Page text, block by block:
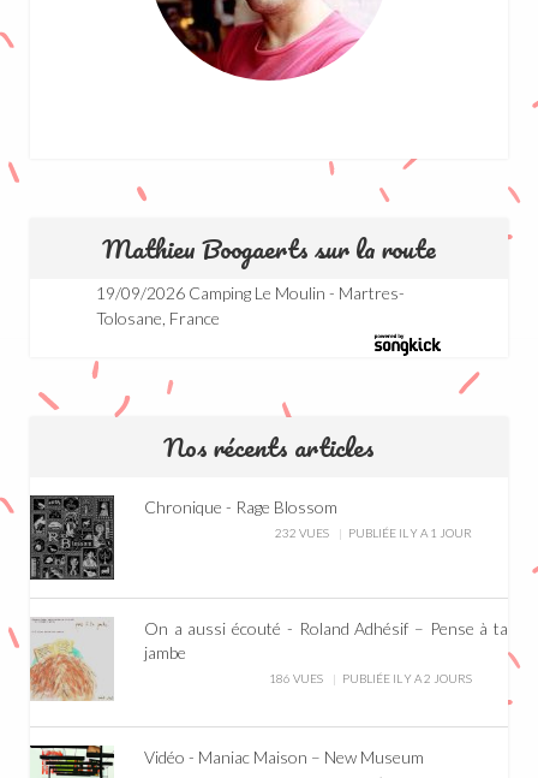
Mathieu Boogaerts sur la route
19/09/2026 Camping Le Moulin - Martres-
Tolosane, France
Nos récents articles
Chronique - Rage Blossom
232 VUES PUBLIÉE IL Y A 1 JOUR
On a aussi écouté - Roland Adhésif – Pense à ta
jambe
186 VUES PUBLIÉE IL Y A 2 JOURS
Vidéo - Maniac Maison – New Museum